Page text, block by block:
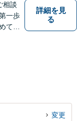
相談
一歩
てい
詳細を見
る
変更